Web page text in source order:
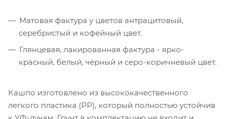
Матовая фактура у цветов антрацитовый,
серебристый и кофейный цвет.
Глянцевая, лакированная фактура - ярко-
красный, белый, чёрный и серо-коричневый цвет.
Кашпо изготовлено из высококачественного
легкого пластика (PP), который полностью устойчив